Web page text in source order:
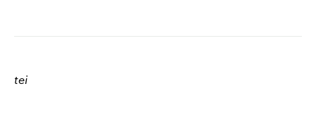
tei